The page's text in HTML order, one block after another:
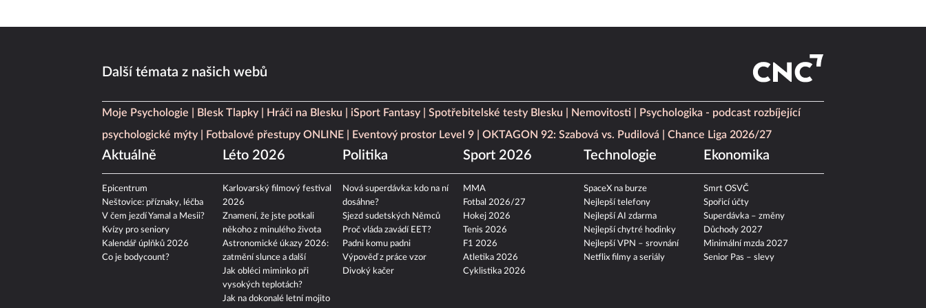
Další témata z našich webů
Moje Psychologie Blesk Tlapky Hráči na Blesku iSport Fantasy Spotřebitelské testy Blesku Nemovitosti
Psychologika - podcast rozbíjející
psychologické mýty
Fotbalové přestupy ONLINE Eventový prostor Level 9 OKTAGON 92: Szabová vs. Pudilová Chance Liga 2026/27
Aktuálně
Epicentrum
Neštovice: příznaky, léčba
V čem jezdí Yamal a Mesii?
Kvízy pro seniory
Kalendář úplňků 2026
Co je bodycount?
Léto 2026
Karlovarský filmový festival
2026
Znamení, že jste potkali
někoho z minulého života
Astronomické úkazy 2026:
zatmění slunce a další
Jak obléci miminko při
vysokých teplotách?
Jak na dokonalé letní mojito
Politika
Nová superdávka: kdo na ní
dosáhne?
Sjezd sudetských Němců
Proč vláda zavádí EET?
Padni komu padni
Výpověď z práce vzor
Divoký kačer
Sport 2026
MMA
Fotbal 2026/27
Hokej 2026
Tenis 2026
F1 2026
Atletika 2026
Cyklistika 2026
Technologie
SpaceX na burze
Nejlepší telefony
Nejlepší AI zdarma
Nejlepší chytré hodinky
Nejlepší VPN – srovnání
Netflix filmy a seriály
Ekonomika
Smrt OSVČ
Spořicí účty
Superdávka – změny
Důchody 2027
Minimální mzda 2027
Senior Pas – slevy